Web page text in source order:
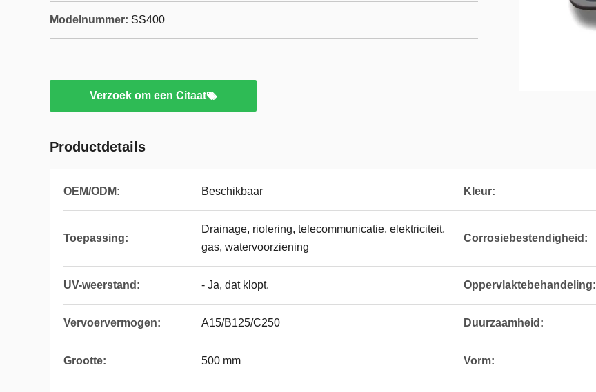
Modelnummer: SS400
Verzoek om een Citaat
Productdetails
OEM/ODM: Beschikbaar Kleur:
Toepassing:
Drainage, riolering, telecommunicatie, elektriciteit,
gas, watervoorziening
Corrosiebestendigheid:
UV-weerstand: - Ja, dat klopt. Oppervlaktebehandeling:
Vervoervermogen: A15/B125/C250 Duurzaamheid:
Grootte: 500 mm Vorm: